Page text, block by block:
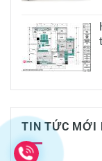
TIN TỨC MỚI